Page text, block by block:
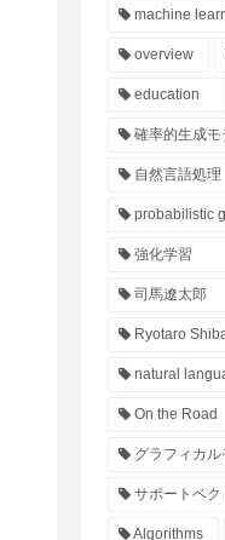
machine
overview
education
確率的生成モ
自然言語処理
probabilistic
強化学習
司馬遼太郎
Ryotaro
natural
On the Road
グラフィカ
サポートベク
Algorithms